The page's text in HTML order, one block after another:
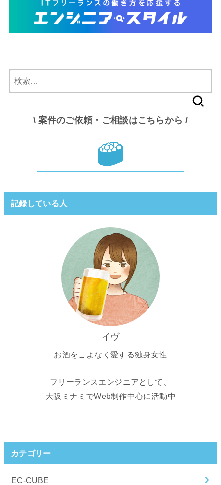
索:
\ 案件のご依頼・ご相談はこちらから /
記録している人
イヴ
お酒をこよなく愛する独身女性
フリーランスエンジニアとして、
大阪ミナミでWeb制作中心に活動中
カテゴリー
EC-CUBE